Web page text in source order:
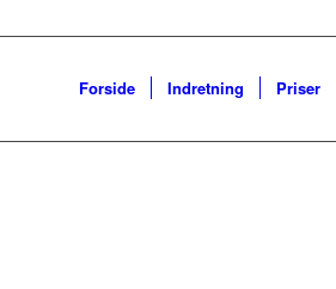
Forside Indretning Priser